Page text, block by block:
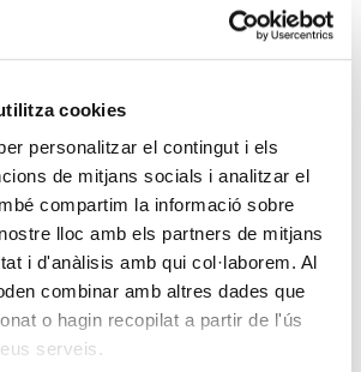
cookies
personalitzar el contingut i els
de mitjans socials i analitzar el
compartim la informació sobre
lloc amb els partners de mitjans
i d'anàlisis amb qui col·laborem. Al
combinar amb altres dades que
o hagin recopilat a partir de l'ús
serveis.
de la nostra societat
per trobar feina per
a Mataró: una botiga de
social